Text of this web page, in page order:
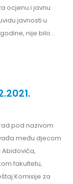
ocjenu i javnu
javnosti u
nije bilo...
pod nazivom
među djecom
fakultetu,
Komisije za